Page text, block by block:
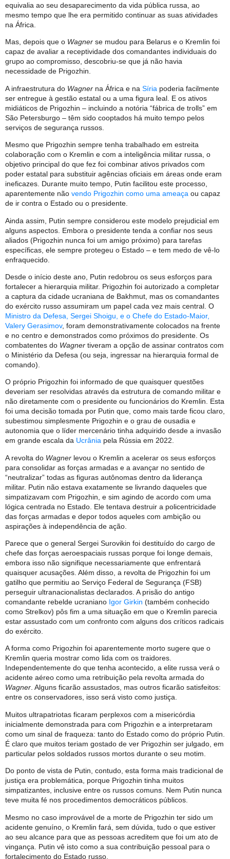
equivalia ao seu desaparecimento da vida pública russa, ao
mesmo tempo que lhe era permitido continuar as suas atividades
na África.
Mas, depois que o Wagner se mudou para Belarus e o Kremlin foi
capaz de avaliar a receptividade dos comandantes individuais do
grupo ao compromisso, descobriu-se que já não havia
necessidade de Prigozhin.
A infraestrutura do Wagner na África e na Síria poderia facilmente
ser entregue à gestão estatal ou a uma figura leal. E os ativos
midiáticos de Prigozhin – incluindo a notória “fábrica de trolls” em
São Petersburgo – têm sido cooptados há muito tempo pelos
serviços de segurança russos.
Mesmo que Prigozhin sempre tenha trabalhado em estreita
colaboração com o Kremlin e com a inteligência militar russa, o
objetivo principal do que fez foi combinar ativos privados com
poder estatal para substituir agências oficiais em áreas onde eram
ineficazes. Durante muito tempo, Putin facilitou este processo,
aparentemente não vendo Prigozhin como uma ameaça ou capaz
de ir contra o Estado ou o presidente.
Ainda assim, Putin sempre considerou este modelo prejudicial em
alguns aspectos. Embora o presidente tenda a confiar nos seus
aliados (Prigozhin nunca foi um amigo próximo) para tarefas
específicas, ele sempre protegeu o Estado – e tem medo de vê-lo
enfraquecido.
Desde o início deste ano, Putin redobrou os seus esforços para
fortalecer a hierarquia militar. Prigozhin foi autorizado a completar
a captura da cidade ucraniana de Bakhmut, mas os comandantes
do exército russo assumiram um papel cada vez mais central. O
Ministro da Defesa, Sergei Shoigu, e o Chefe do Estado-Maior,
Valery Gerasimov, foram demonstrativamente colocados na frente
e no centro e demonstrados como próximos do presidente. Os
combatentes do Wagner tiveram a opção de assinar contratos com
o Ministério da Defesa (ou seja, ingressar na hierarquia formal de
comando).
O próprio Prigozhin foi informado de que quaisquer questões
deveriam ser resolvidas através da estrutura de comando militar e
não diretamente com o presidente ou funcionários do Kremlin. Esta
foi uma decisão tomada por Putin que, como mais tarde ficou claro,
subestimou simplesmente Prigozhin e o grau de ousadia e
autonomia que o líder mercenário tinha adquirido desde a invasão
em grande escala da Ucrânia pela Rússia em 2022.
A revolta do Wagner levou o Kremlin a acelerar os seus esforços
para consolidar as forças armadas e a avançar no sentido de
“neutralizar” todas as figuras autônomas dentro da liderança
militar. Putin não estava exatamente se livrando daqueles que
simpatizavam com Prigozhin, e sim agindo de acordo com uma
lógica centrada no Estado. Ele tentava destruir a policentricidade
das forças armadas e depor todos aqueles com ambição ou
aspirações à independência de ação.
Parece que o general Sergei Surovikin foi destituído do cargo de
chefe das forças aeroespaciais russas porque foi longe demais,
embora isso não signifique necessariamente que enfrentará
quaisquer acusações. Além disso, a revolta de Prigozhin foi um
gatilho que permitiu ao Serviço Federal de Segurança (FSB)
perseguir ultranacionalistas declarados. A prisão do antigo
comandante rebelde ucraniano Igor Girkin (também conhecido
como Strelkov) pôs fim a uma situação em que o Kremlin parecia
estar assustado com um confronto com alguns dos críticos radicais
do exército.
A forma como Prigozhin foi aparentemente morto sugere que o
Kremlin queria mostrar como lida com os traidores.
Independentemente do que tenha acontecido, a elite russa verá o
acidente aéreo como uma retribuição pela revolta armada do
Wagner. Alguns ficarão assustados, mas outros ficarão satisfeitos:
entre os conservadores, isso será visto como justiça.
Muitos ultrapatriotas ficaram perplexos com a misericórdia
inicialmente demonstrada para com Prigozhin e a interpretaram
como um sinal de fraqueza: tanto do Estado como do próprio Putin.
É claro que muitos teriam gostado de ver Prigozhin ser julgado, em
particular pelos soldados russos mortos durante o seu motim.
Do ponto de vista de Putin, contudo, esta forma mais tradicional de
justiça era problemática, porque Prigozhin tinha muitos
simpatizantes, inclusive entre os russos comuns. Nem Putin nunca
teve muita fé nos procedimentos democráticos públicos.
Mesmo no caso improvável de a morte de Prigozhin ter sido um
acidente genuíno, o Kremlin fará, sem dúvida, tudo o que estiver
ao seu alcance para que as pessoas acreditem que foi um ato de
vingança. Putin vê isto como a sua contribuição pessoal para o
fortalecimento do Estado russo.